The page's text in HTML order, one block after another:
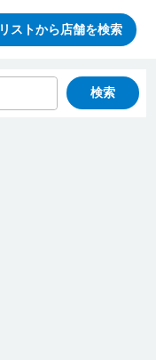
リストから店舗を検索
検索